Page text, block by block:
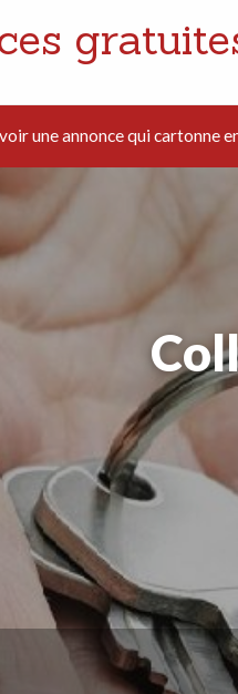
une annonce qui cartonne